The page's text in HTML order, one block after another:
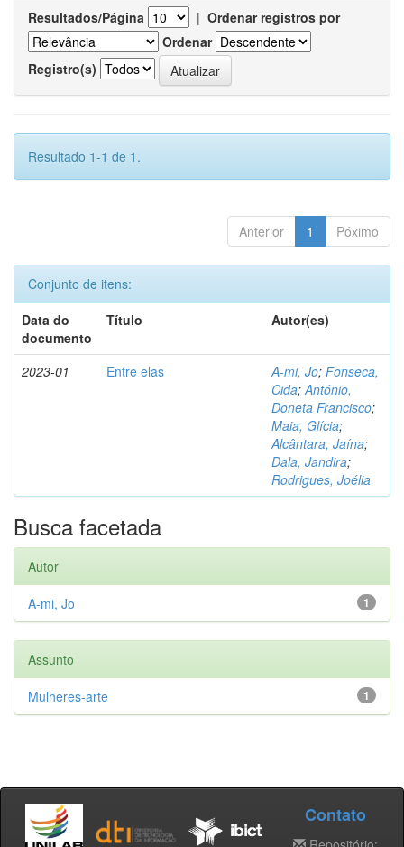
Resultados/Página | Ordenar registros por
Ordenar
Registro(s)
Resultado 1-1 de 1.
Anterior 1 Póximo
Conjunto de itens:
Data do
documento
Título Autor(es)
2023-01 Entre elas A-mi, Jo; Fonseca,
Cida;António,
Doneta Francisco;
Maia, Glícia;
Alcântara, Jaína;
Dala, Jandira;
Rodrigues, Joélia
Busca facetada
Autor
1
A-mi, Jo
Assunto
1
Mulheres-arte
Contato